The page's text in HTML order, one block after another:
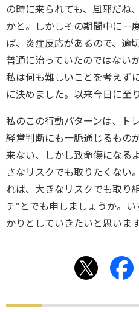
の時に来られても、風邪だね
かと。しかしその期間中に一
ば、炎症反応があるので、適
普通に治っていたのではない
私は何も難しいことを考えず
に決めました。以来今日に至り
私のこの行動パターンは、ト
経営判断にも一脈通じるもの
来ない、しかし致命傷になる
さなリスクでも取りたくない
れば、大きなリスクでも取り
チ"とでも申しましょうか。
かりとしていきたいと思います